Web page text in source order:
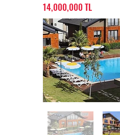
14,000,000 TL